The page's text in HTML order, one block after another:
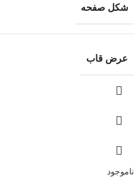
شکل صفحه
عرض قاب
ناموجود